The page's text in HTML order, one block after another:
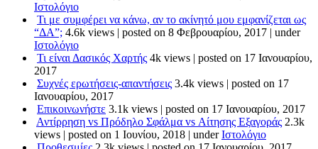
Ιστολόγιο
Τι με συμφέρει να κάνω, αν το ακίνητό μου εμφανίζεται ως
“ΔΑ”; 4.6k views | posted on 8 Φεβρουαρίου, 2017 | under
Ιστολόγιο
Τι είναι Δασικός Χαρτής 4k views | posted on 17 Ιανουαρίου,
2017
Συχνές ερωτήσεις-απαντήσεις 3.4k views | posted on 17
Ιανουαρίου, 2017
Επικοινωνήστε 3.1k views | posted on 17 Ιανουαρίου, 2017
Αντίρρηση vs Πρόδηλο Σφάλμα vs Αίτησης Εξαγοράς 2.3k
views | posted on 1 Ιουνίου, 2018 | underΙστολόγιο